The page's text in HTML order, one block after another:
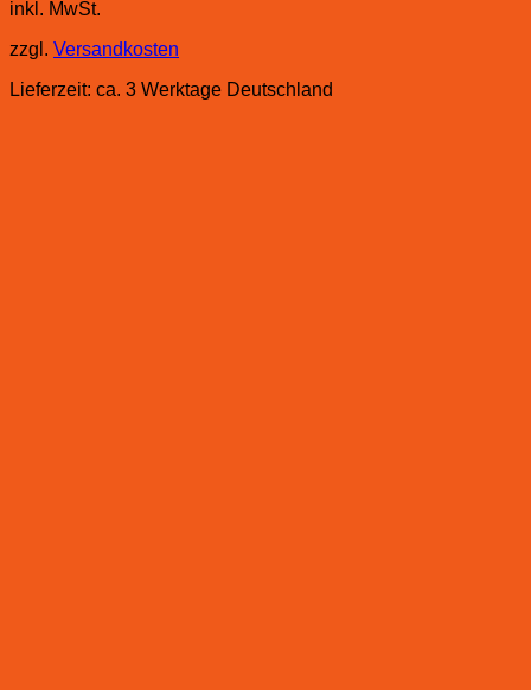
inkl. MwSt.
zzgl. Versandkosten
Lieferzeit: ca. 3 Werktage Deutschland